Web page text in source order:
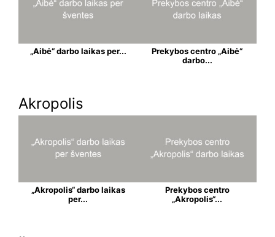
„Aibė“ darbo laikas per...
Prekybos centro „Aibė“
darbo...
Akropolis
„Akropolis“ darbo laikas
per...
Prekybos centro
„Akropolis“...